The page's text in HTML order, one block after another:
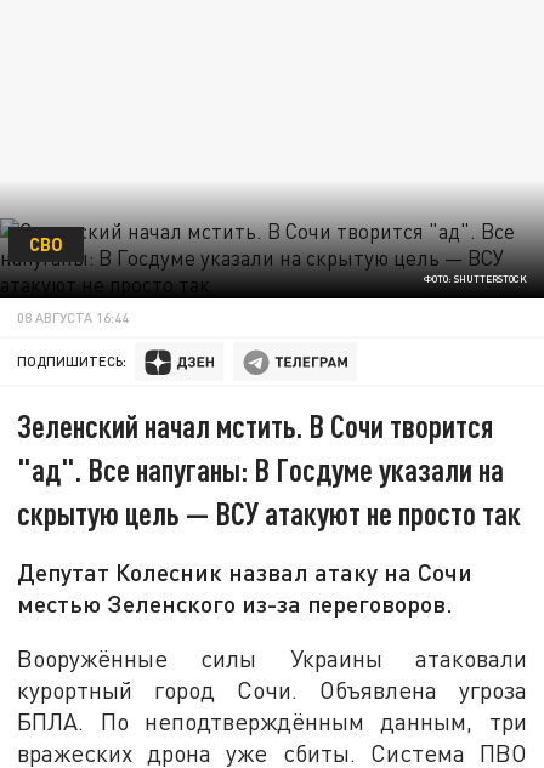
ФОТО: SHUTTERSTOCK
СВО
08 АВГУСТА 16:44
ПОДПИШИТЕСЬ:
Зеленский начал мстить. В Сочи творится
"ад". Все напуганы: В Госдуме указали на
скрытую цель — ВСУ атакуют не просто так
Депутат Колесник назвал атаку на Сочи
местью Зеленского из-за переговоров.
Вооружённые силы Украины атаковали
курортный город Сочи. Объявлена угроза
БПЛА. По неподтверждённым данным, три
вражеских дрона уже сбиты. Система ПВО